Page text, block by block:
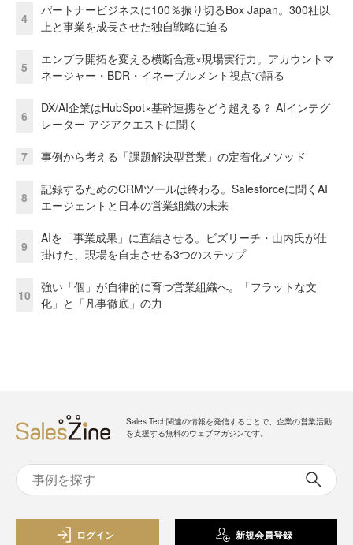
4
パートナービジネスに100％振り切るBox Japan。300社以
上と事業を成長させた独自戦略に迫る
5
エンプラ開拓を変える横断合意×現場実行力。アカウントマ
ネージャー・BDR・イネーブルメント視点で語る
6
DX/AI企業はHubSpot×基幹連携をどう超える？ AIインテグ
レーター アジアクエストに聞く
7 事例から考える「課題解決型営業」の定着化メソッド
8
記録するためのCRMツールは終わる。Salesforceに聞くAI
エージェントと日本の営業組織の未来
9
AIを「事業成果」に直結させる。ビズリーチ・山内氏が仕
掛けた、現場を自走させる3つのステップ
10
強い「個」が自律的に育つ営業組織へ。「フラットな文
化」と「凡事徹底」の力
Sales Tech関連の情報を発信することで、企業の営業活動
を支援する無料のウェブマガジンです。
ログイン 新規会員登録